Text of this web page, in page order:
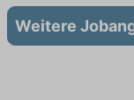
Weitere